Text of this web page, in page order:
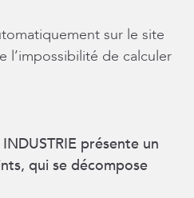
sur le site
l’impossibilité de calculer
présente un
qui se décompose